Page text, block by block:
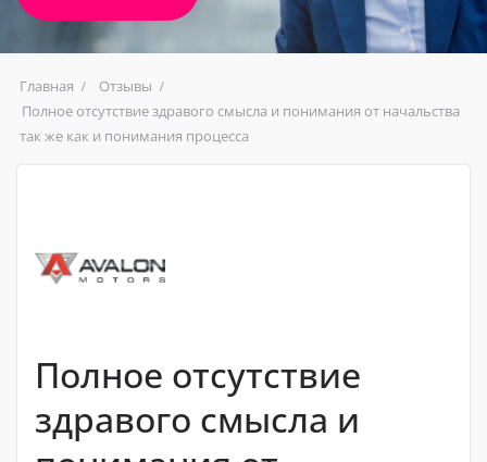
Главная
Отзывы
Полное отсутствие здравого смысла и понимания от начальства
так же как и понимания процесса
Полное отсутствие
здравого смысла и